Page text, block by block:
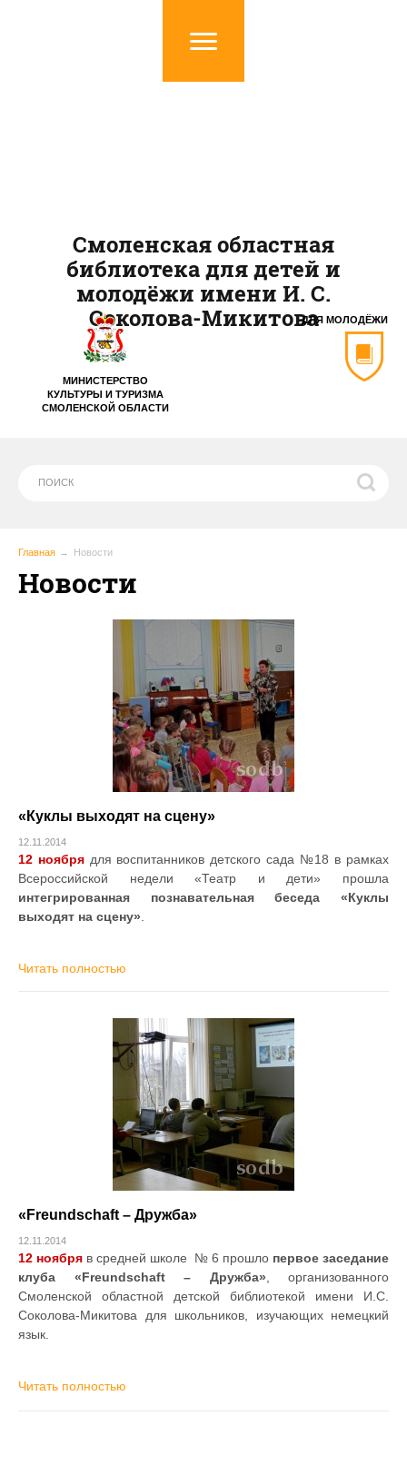
МИНИСТЕРСТВО
КУЛЬТУРЫ И ТУРИЗМА
СМОЛЕНСКОЙ ОБЛАСТИ
ДЛЯ МОЛОДЁЖИ
Смоленская областная
библиотека для детей и
молодёжи имени И. С.
Соколова-Микитова
Главная Новости
Новости
«Куклы выходят на сцену»
12.11.2014
12 ноября для воспитанников детского сада №18 в рамках
Всероссийской недели «Театр и дети» прошла
интегрированная познавательная беседа «Куклы
выходят на сцену»
Читать полностью
«Freundschaft – Дружба»
12.11.2014
12 ноября в средней школе № 6 прошло первое заседание
клуба «Freundschaft – Дружба», организованного
Смоленской областной детской библиотекой имени И.С.
Соколова-Микитова для школьников, изучающих немецкий
язык.
Читать полностью